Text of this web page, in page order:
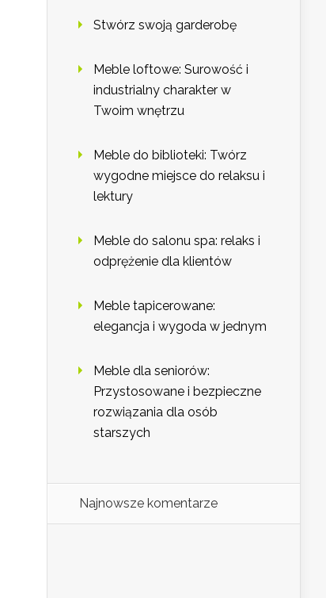
Stwórz swoją garderobę
Meble loftowe: Surowość i
industrialny charakter w
Twoim wnętrzu
Meble do biblioteki: Twórz
wygodne miejsce do relaksu i
lektury
Meble do salonu spa: relaks i
odprężenie dla klientów
Meble tapicerowane:
elegancja i wygoda w jednym
Meble dla seniorów:
Przystosowane i bezpieczne
rozwiązania dla osób
starszych
Najnowsze komentarze